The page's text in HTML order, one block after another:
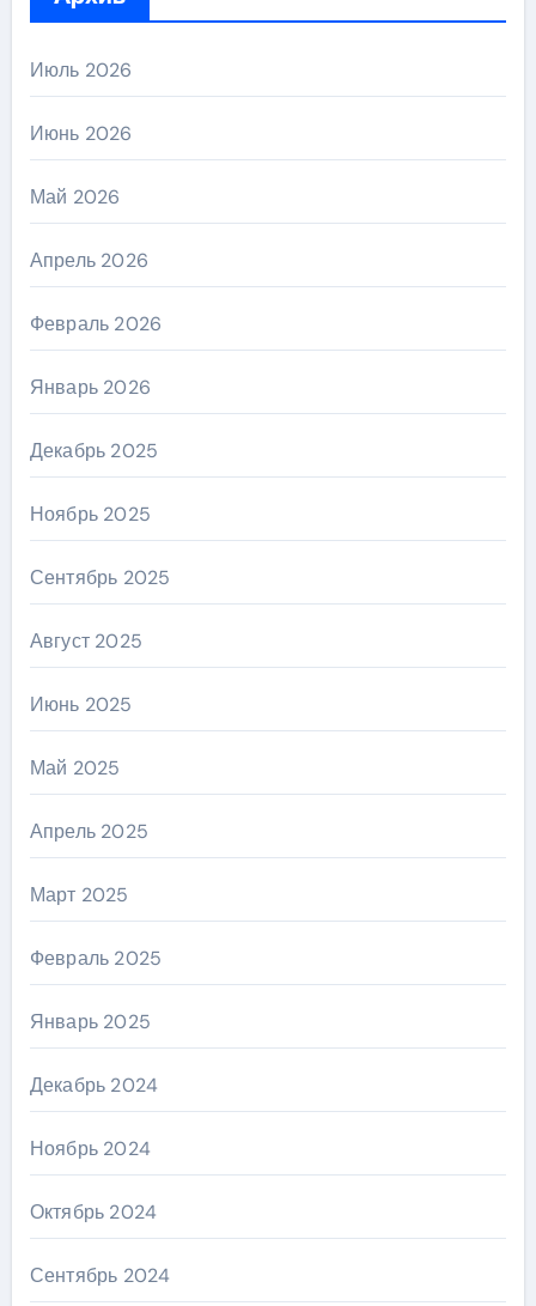
Июль 2026
Июнь 2026
Май 2026
Апрель 2026
Февраль 2026
Январь 2026
Декабрь 2025
Ноябрь 2025
Сентябрь 2025
Август 2025
Июнь 2025
Май 2025
Апрель 2025
Март 2025
Февраль 2025
Январь 2025
Декабрь 2024
Ноябрь 2024
Октябрь 2024
Сентябрь 2024